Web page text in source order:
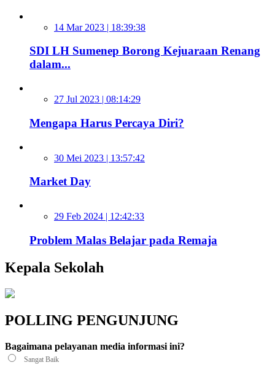
14 Mar 2023 | 18:39:38
SDI LH Sumenep Borong Kejuaraan Renang
dalam...
27 Jul 2023 | 08:14:29
Mengapa Harus Percaya Diri?
30 Mei 2023 | 13:57:42
Market Day
29 Feb 2024 | 12:42:33
Problem Malas Belajar pada Remaja
Kepala Sekolah
POLLING PENGUNJUNG
Bagaimana pelayanan media informasi ini?
Sangat Baik